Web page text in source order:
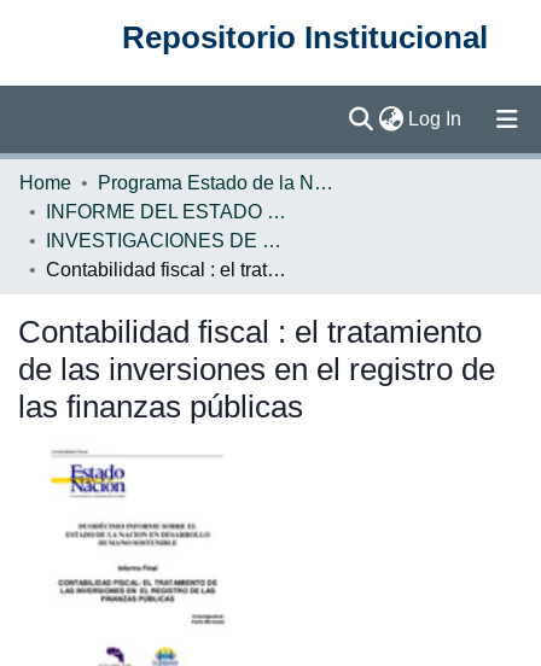
Repositorio Institucional
Log In (current)
Communities & Collections
Statistics
Home
Programa Estado de la Nación (PEN)
INFORME DEL ESTADO DE LA NACION
INVESTIGACIONES DE BASE EN
Contabilidad fiscal : el tratamiento de las inversiones en el registro de las finanzas públicas
Contabilidad fiscal : el tratamiento
de las inversiones en el registro de
las finanzas públicas